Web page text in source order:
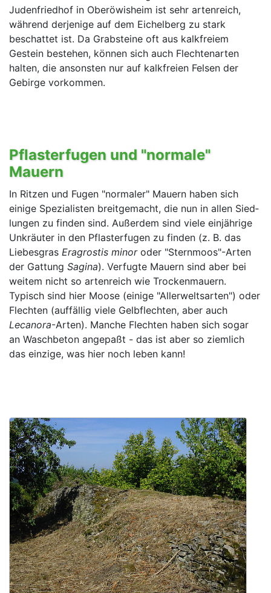
Judenfriedhof in Oberöwisheim ist sehr arten­reich,
während derjenige auf dem Eichelberg zu stark
beschattet ist. Da Grab­steine oft aus kalk­freiem
Gestein bestehen, können sich auch Flech­tenarten
halten, die ansonsten nur auf kalk­freien Felsen der
Gebirge vorkommen.
Pflasterfugen und "normale"
Mauern
In Ritzen und Fugen "normaler" Mauern haben sich
einige Spezialisten breitgemacht, die nun in allen Sied­
lun­gen zu finden sind. Außerdem sind viele einjährige
Unkräuter in den Pflasterfugen zu finden (z. B. das
Liebes­gras Eragrostis minoroder "Sternmoos"-Arten
der Gattung Sagina). Verfugte Mauern sind aber bei
weitem nicht so artenreich wie Trockenmauern.
Typisch sind hier Moose (einige "Allerweltsarten") oder
Flechten (auffällig viele Gelbflechten, aber auch
Lecanora-Arten). Manche Flechten haben sich sogar
an Waschbeton ange­paßt - das ist aber so ziemlich
das einzige, was hier noch leben kann!